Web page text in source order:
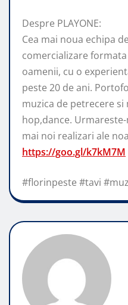
Despre PLAYONE:
Cea mai noua echipa
comercializare
oamenii, cu o
peste 20 de ani.
muzica de petrecere
hop,dance.
mai noi realizari ale
https://goo.gl/k7kM7M
#florinpeste #tavi